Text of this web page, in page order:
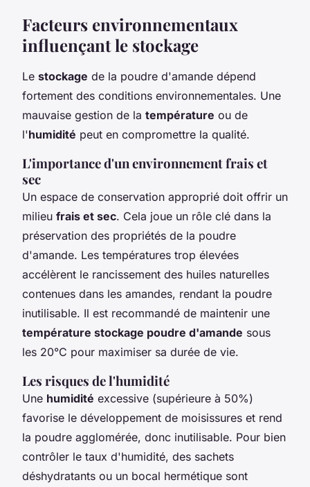
Facteurs environnementaux
influençant le stockage
Le stockage de la poudre d'amande dépend
fortement des conditions environnementales. Une
mauvaise gestion de la température ou de
l'humidité peut en compromettre la qualité.
L'importance d'un environnement frais et
sec
Un espace de conservation approprié doit offrir un
milieu frais et sec. Cela joue un rôle clé dans la
préservation des propriétés de la poudre
d'amande. Les températures trop élevées
accélèrent le rancissement des huiles naturelles
contenues dans les amandes, rendant la poudre
inutilisable. Il est recommandé de maintenir une
température stockage poudre d'amande sous
les 20°C pour maximiser sa durée de vie.
Les risques de l'humidité
Une humidité excessive (supérieure à 50%)
favorise le développement de moisissures et rend
la poudre agglomérée, donc inutilisable. Pour bien
contrôler le taux d'humidité, des sachets
déshydratants ou un bocal hermétique sont